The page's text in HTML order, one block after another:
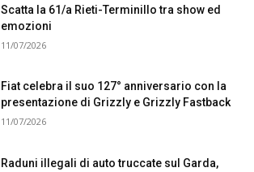
Scatta la 61/a Rieti-Terminillo tra show ed
emozioni
11/07/2026
Fiat celebra il suo 127° anniversario con la
presentazione di Grizzly e Grizzly Fastback
11/07/2026
Raduni illegali di auto truccate sul Garda,